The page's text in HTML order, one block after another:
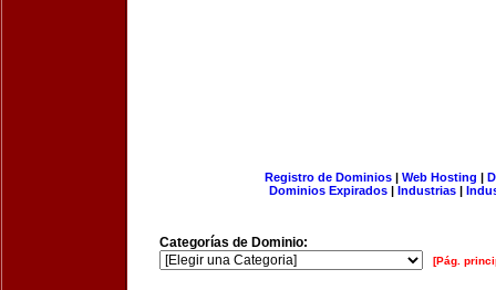
Registro de Dominios| Web Hosting |
Dominios Expirados | Industrias |
Categorías de Dominio:
[Pág.